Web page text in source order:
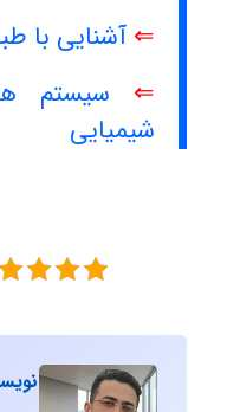
⇐ آشنایی با
⇐ سیستم
شیمیایی